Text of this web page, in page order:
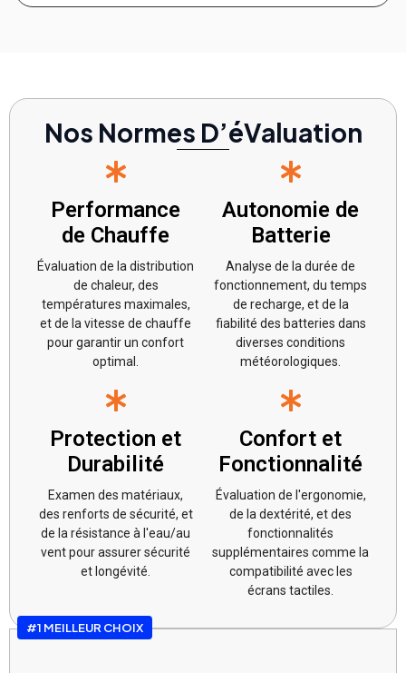
Nos Normes D’éValuation
Performance
de Chauffe
Évaluation de la distribution
de chaleur, des
températures maximales,
et de la vitesse de chauffe
pour garantir un confort
optimal.
Autonomie de
Batterie
Analyse de la durée de
fonctionnement, du temps
de recharge, et de la
fiabilité des batteries dans
diverses conditions
météorologiques.
Protection et
Durabilité
Examen des matériaux,
des renforts de sécurité, et
de la résistance à l'eau/au
vent pour assurer sécurité
et longévité.
Confort et
Fonctionnalité
Évaluation de l'ergonomie,
de la dextérité, et des
fonctionnalités
supplémentaires comme la
compatibilité avec les
écrans tactiles.
#1 MEILLEUR CHOIX